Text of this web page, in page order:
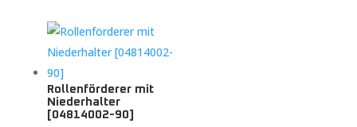
Rollenförderer mit
Niederhalter
[04814002-90]